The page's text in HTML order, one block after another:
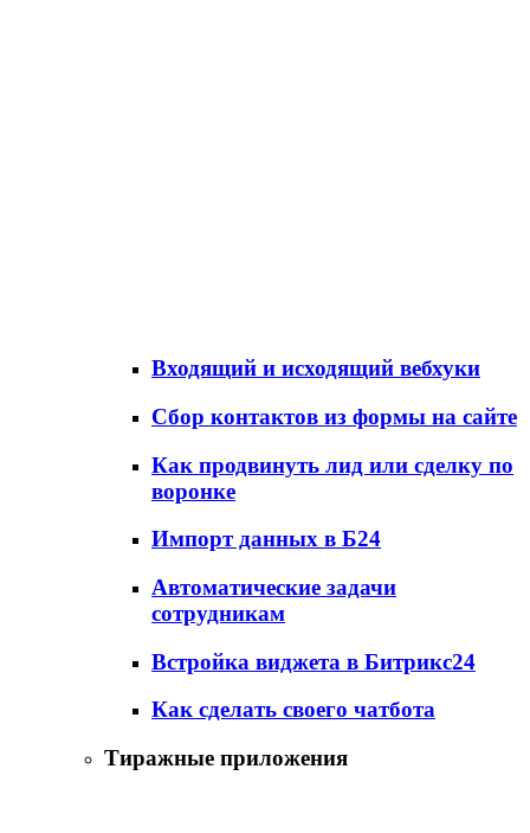
Входящий и исходящий вебхуки
Сбор контактов из формы на сайте
Как продвинуть лид или сделку по
воронке
Импорт данных в Б24
Автоматические задачи
сотрудникам
Встройка виджета в Битрикс24
Как сделать своего чатбота
Тиражные приложения